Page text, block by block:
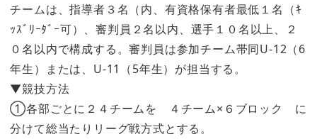
チームは、指導者３名（内、有資格保有者最低１名（ｷ
ｯｽﾞﾘｰﾀﾞｰ可）、審判員２名以内、選手１０名以上、２
０名以内で構成する。審判員は参加チーム帯同U-12（6
年生）または、U-11（5年生）が担当する。
▼競技方法
①各部ごとに２４チームを ４チーム×６ブロック に
分けて総当たりリーグ戦方式とする。